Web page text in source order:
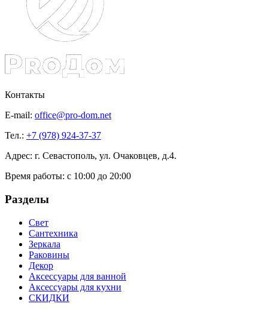
Контакты
E-mail: office@pro-dom.net
Тел.: +7 (978) 924-37-37
Адрес: г. Севастополь, ул. Очаковцев, д.4.
Время работы: с 10:00 до 20:00
Разделы
Свет
Сантехника
Зеркала
Раковины
Декор
Аксессуары для ванной
Аксессуары для кухни
СКИДКИ